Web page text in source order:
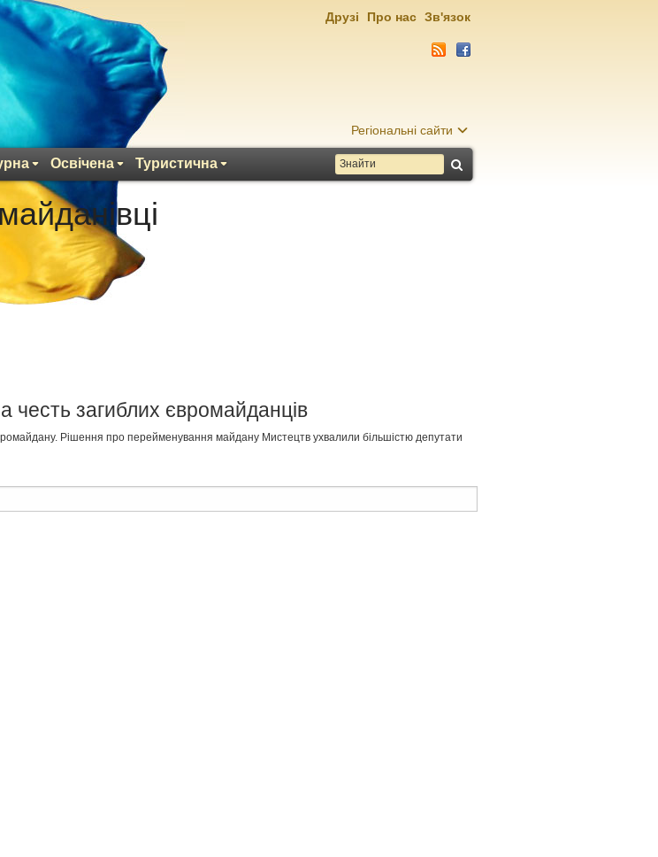
Регіональні сайти
Освічена Туристична
Друзі Про нас Зв'язок
загиблих євромайданців
Рішення про перейменування майдану Мистецтв ухвалили більшістю депутати